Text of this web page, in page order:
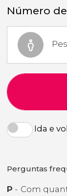
Número
Ida e
Perguntas
P - Com